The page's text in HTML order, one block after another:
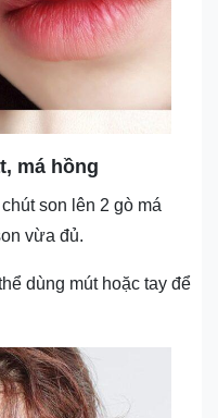
má hồng
son lên 2 gò má
vừa đủ.
dùng mút hoặc tay để